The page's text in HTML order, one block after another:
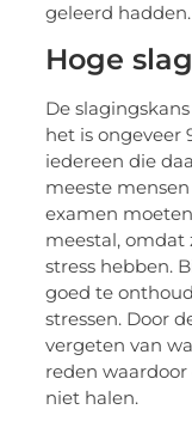
geleerd hadden.
Hoge
De
het is ongeveer
iedereen die
meeste
examen
meestal, omdat
stress hebben.
goed te
stressen. Door
vergeten van
reden
niet halen.